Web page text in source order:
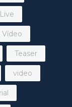
Teaser
video